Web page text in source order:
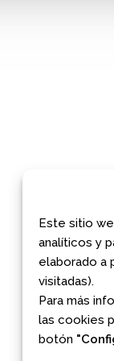
Este sitio
analíticos y
elaborado a
visitadas).
Para más
las cookies
botón